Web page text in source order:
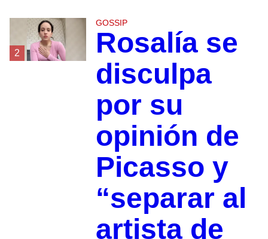
2
GOSSIP
Rosalía se
disculpa
por su
opinión de
Picasso y
“separar al
artista de